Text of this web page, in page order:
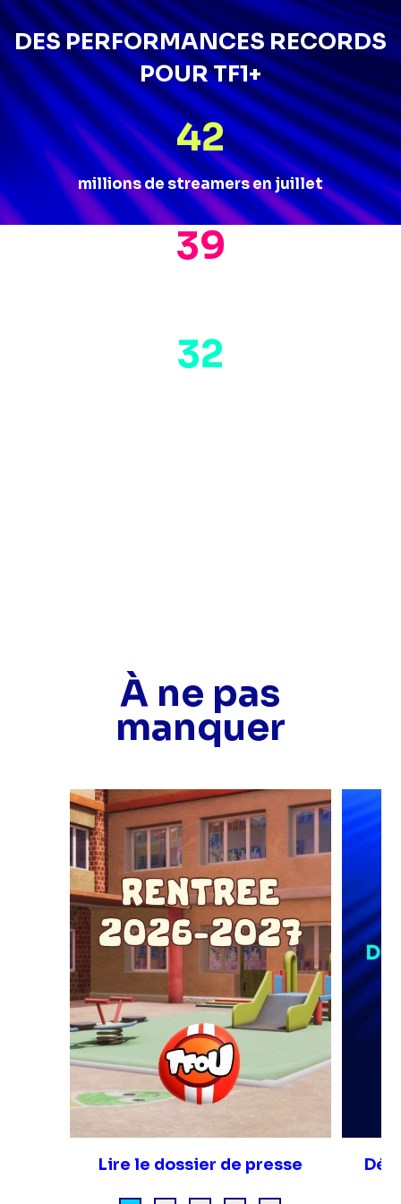
DES PERFORMANCES RECORDS
POUR TF1+
42
millions de streamers en juillet
39
32
À ne pas
manquer
Lire le dossier de presse